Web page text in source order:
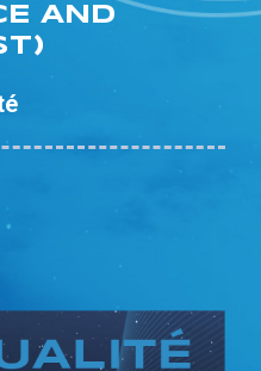
AND